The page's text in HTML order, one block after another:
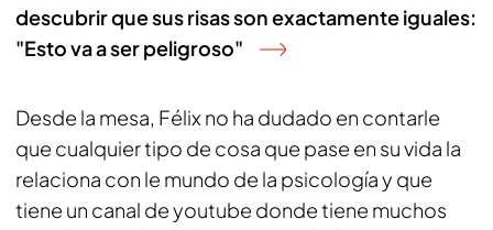
descubrir que sus risas son exactamente iguales:
"Esto va a ser peligroso"
Desde la mesa, Félix no ha dudado en contarle
que cualquier tipo de cosa que pase en su vida la
relaciona con le mundo de la psicología y que
tiene un canal de youtube donde tiene muchos